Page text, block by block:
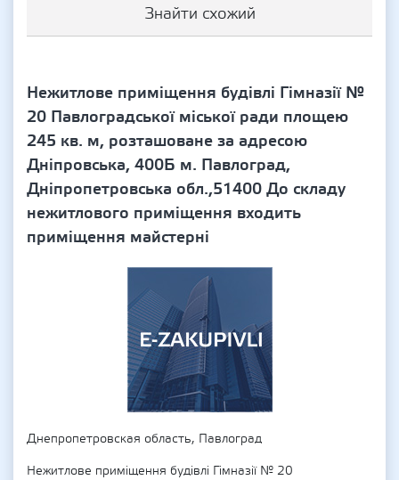
Знайти схожий
Нежитлове приміщення будівлі Гімназії №
20 Павлоградської міської ради площею
245 кв. м, розташоване за адресою
Дніпровська, 400Б м. Павлоград,
Дніпропетровська обл.,51400 До складу
нежитлового приміщення входить
приміщення майстерні
Днепропетровская область, Павлоград
Нежитлове приміщення будівлі Гімназії № 20